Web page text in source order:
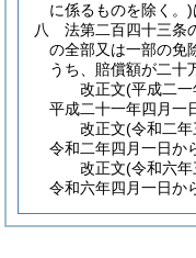
に係るものを除く。)
八 法第二百四十三条
の全部又は一部の免
うち、賠償額が二十
改正文(平成二一
平成二十一年四月一
改正文(令和二年
令和二年四月一日か
改正文(令和六年
令和六年四月一日か